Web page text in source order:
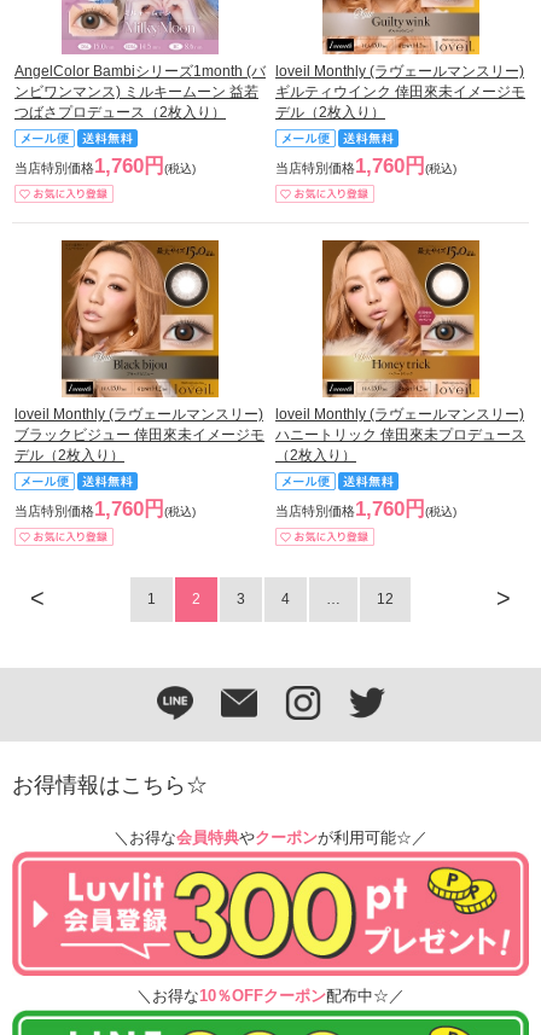
AngelColor Bambiシリーズ1month (バ
ンビワンマンス) ミルキームーン 益若
つばさプロデュース（2枚入り）
当店特別価格1,760円 (税込)
loveil Monthly (ラヴェールマンスリー)
ギルティウインク 倖田來未イメージモ
デル（2枚入り）
当店特別価格1,760円 (税込)
loveil Monthly (ラヴェールマンスリー)
ブラックビジュー 倖田來未イメージモ
デル（2枚入り）
当店特別価格1,760円 (税込)
loveil Monthly (ラヴェールマンスリー)
ハニートリック 倖田來未プロデュース
（2枚入り）
当店特別価格1,760円 (税込)
< >
1 2 3 4 … 12
お得情報はこちら☆
＼お得な会員特典やクーポンが利用可能☆／
＼お得な10％OFFクーポン配布中☆／